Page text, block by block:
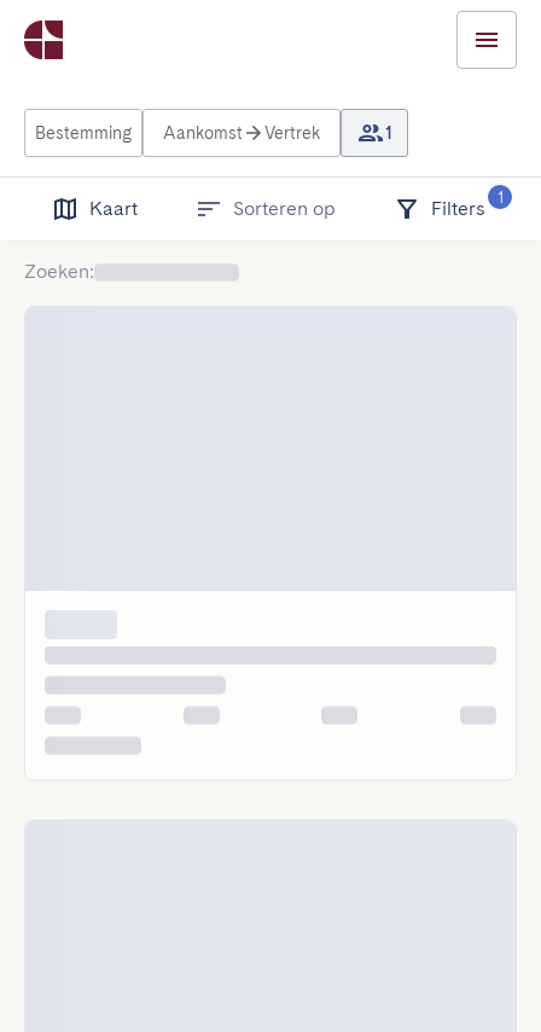
Bestemming Aankomst Vertrek 1
Kaart Sorteren op Filters
1
Zoeken: